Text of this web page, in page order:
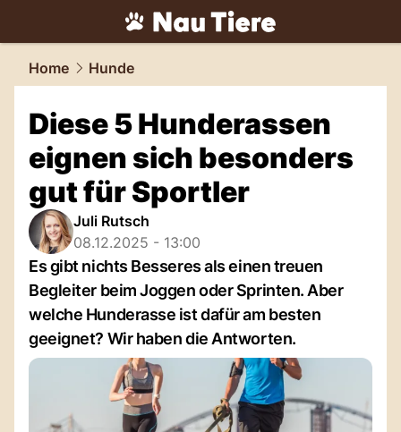
tiere.NAU.ch
Home Hunde
Diese 5 Hunderassen
eignen sich besonders
gut für Sportler
Juli Rutsch
08.12.2025 - 13:00
Es gibt nichts Besseres als einen treuen
Begleiter beim Joggen oder Sprinten. Aber
welche Hunderasse ist dafür am besten
geeignet? Wir haben die Antworten.